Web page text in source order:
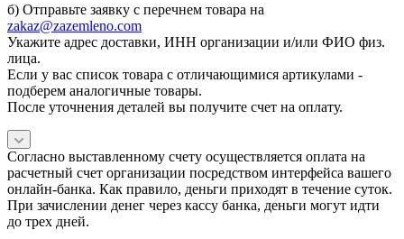
б) Отправьте заявку с перечнем товара на
zakaz@zazemleno.com
Укажите адрес доставки, ИНН организации и/или ФИО физ.
лица.
Если у вас список товара с отличающимися артикулами -
подберем аналогичные товары.
После уточнения деталей вы получите счет на оплату.
Согласно выставленному счету осуществляется оплата на
расчетный счет организации посредством интерфейса вашего
онлайн-банка. Как правило, деньги приходят в течение суток.
При зачислении денег через кассу банка, деньги могут идти
до трех дней.